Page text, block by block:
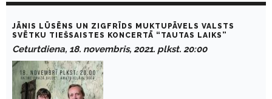
JĀNIS LŪSĒNS UN ZIGFRĪDS MUKTUPĀVELS VALSTS
SVĒTKU TIEŠSAISTES KONCERTĀ “TAUTAS LAIKS”
Ceturtdiena, 18. novembris, 2021. plkst. 20:00